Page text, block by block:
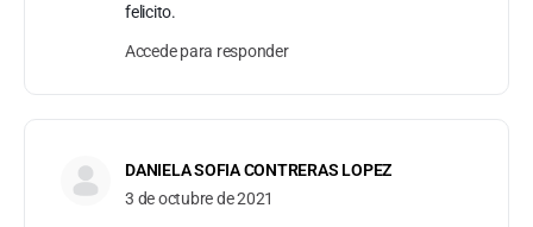
felicito.
Accede para responder
DANIELA SOFIA CONTRERAS LOPEZ
3 de octubre de 2021